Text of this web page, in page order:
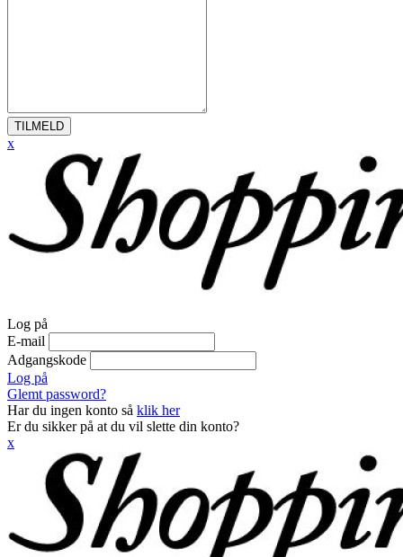
TILMELD
x
Log på
E-mail
Adgangskode
Log på
Glemt password?
Har du ingen konto så klik her
Er du sikker på at du vil slette din konto?
x